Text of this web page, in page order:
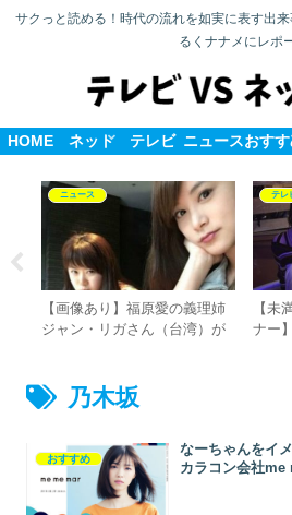
サクっと読める！時代の流れを如実に表す出
るくナナメにレポ
HOME ネット テレビ ニュースおす
ニュース
【画像あり】福原愛の義理姉
ジャン・リガさん（台湾）が
テレ
【未
ナー
乃木坂
おすすめ
なーちゃんをイ
カラコン会社